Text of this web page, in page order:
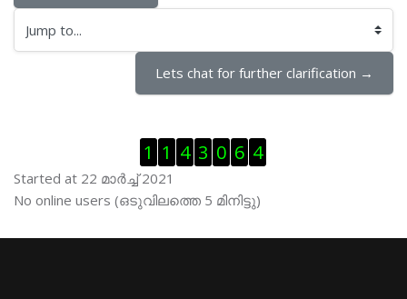
Jump to...
Lets chat for further clarification →
1 1 4 3 0 6 4
Started at 22 മാര്‍ച്ച് 2021
Skip ഓണ്‍ലയിന്‍ ഉപഭൊക്താക്കള്‍
No online users (ഒടുവിലത്തെ 5 മിനിട്ടു)